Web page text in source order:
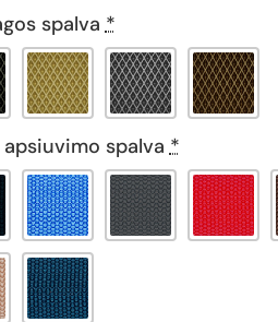
spalva *
spalva *